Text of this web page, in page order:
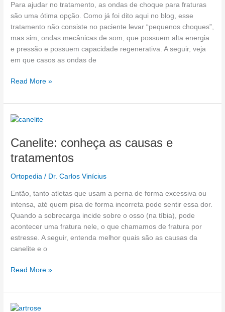
Para ajudar no tratamento, as ondas de choque para fraturas
são uma ótima opção. Como já foi dito aqui no blog, esse
tratamento não consiste no paciente levar “pequenos choques”,
mas sim, ondas mecânicas de som, que possuem alta energia
e pressão e possuem capacidade regenerativa. A seguir, veja
em que casos as ondas de
Read More »
Canelite: conheça as causas e
tratamentos
Ortopedia / Dr. Carlos Vinícius
Então, tanto atletas que usam a perna de forma excessiva ou
intensa, até quem pisa de forma incorreta pode sentir essa dor.
Quando a sobrecarga incide sobre o osso (na tíbia), pode
acontecer uma fratura nele, o que chamamos de fratura por
estresse. A seguir, entenda melhor quais são as causas da
canelite e o
Canelite:
as
e
tratamentos
Read More »
Artrose: